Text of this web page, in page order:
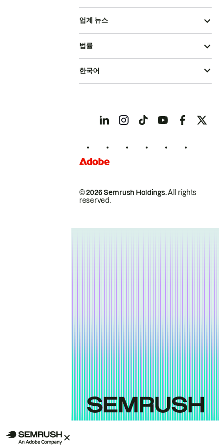
업계 뉴스
© 2026 Semrush Holdings.All rights
reserved.
법률
한국어